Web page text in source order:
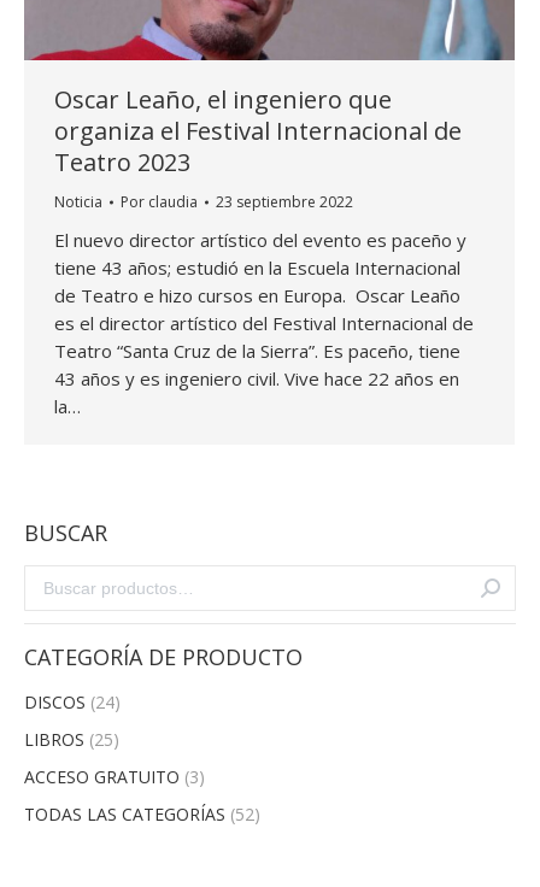
Oscar Leaño, el ingeniero que
organiza el Festival Internacional de
Teatro 2023
Noticia Por claudia 23 septiembre 2022
El nuevo director artístico del evento es paceño y
tiene 43 años; estudió en la Escuela Internacional
de Teatro e hizo cursos en Europa. Oscar Leaño
es el director artístico del Festival Internacional de
Teatro “Santa Cruz de la Sierra”. Es paceño, tiene
43 años y es ingeniero civil. Vive hace 22 años en
la…
BUSCAR
CATEGORÍA DE PRODUCTO
DISCOS (24)
LIBROS (25)
ACCESO GRATUITO (3)
TODAS LAS CATEGORÍAS (52)